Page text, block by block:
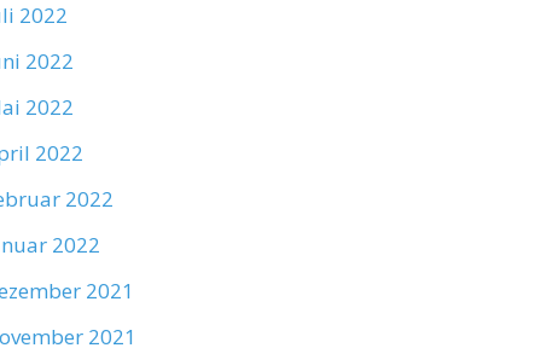
2022
2022
2022
2022
2022
2022
2021
2021